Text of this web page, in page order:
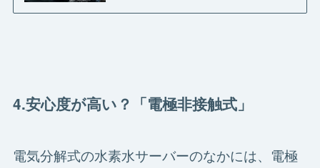
4.安心度が高い？「電極非接触式」
電気分解式の水素水サーバーのなかには、電極